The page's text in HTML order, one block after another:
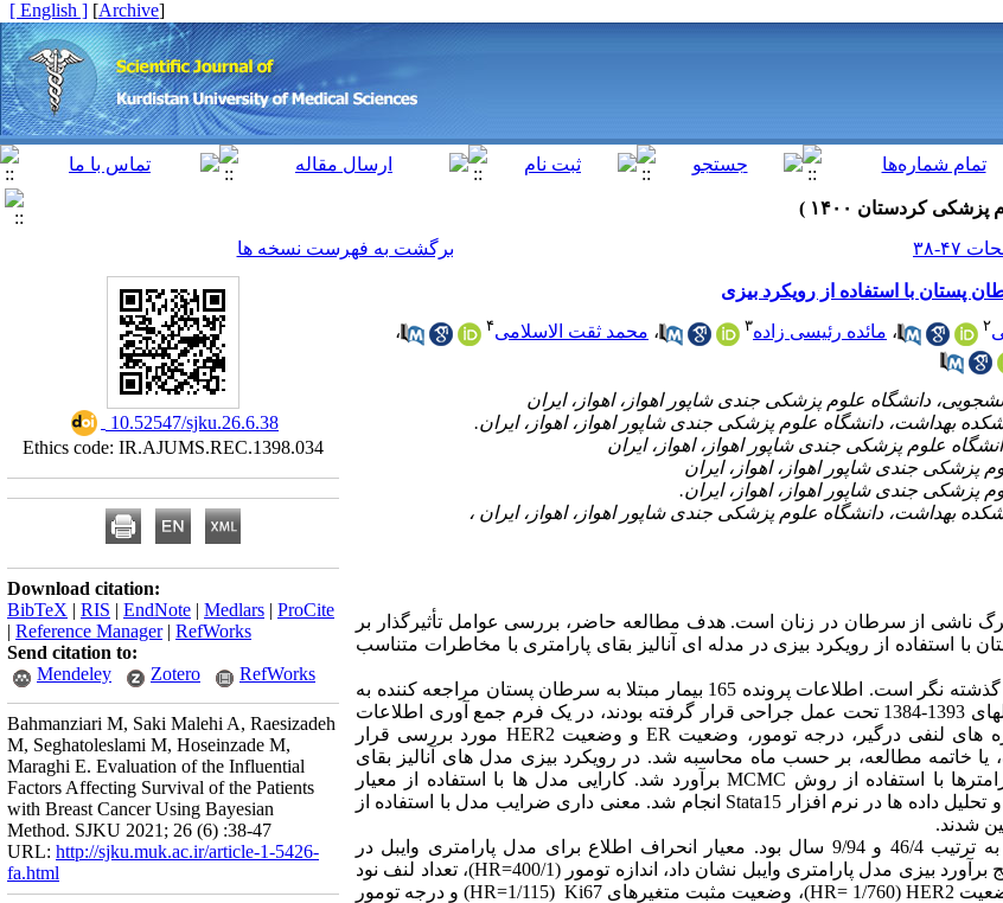
[
Archive
]
[ English ]
برگشت به فهرست نسخه ها
پستان با استفاده از رویکرد بیزی
۲ ، مائده رئیسی زاده۳ ، محمد ثقت الاسلامی۴
،
ناشی از سرطان در زنان است. هدف مطالعه حاضر، بررسی عوامل تأثیرگذار
بر
با
استفاده
از رویکرد بیزی در مدل­ه ای آنالیز بقای پارامتری با مخاطرات متناسب
پژوهش حاضر از نوع مطالعات گذشته­ نگر است. اطلاعات پرونده 165 بیمار مبتلا به سرطان پستان مراجعه کننده به
مرکز تشخیصی درمانی شفای اهواز که طی سال­های 1393-1384 تحت عمل جراحی قرار گرفته بودند، در یک فرم جمع­ آوری اطلاعات
های لنفی درگیر، درجه تومور، وضعیت ERو وضعیت HER2 مورد بررسی قرار
یا خاتمه مطالعه، بر حسب ماه محاسبه شد. در رویکرد بیزی مدل­ های آنالیز بقای
با استفاده از روش MCMCبرآورد شد. کارایی مدل­ ها با استفاده از معیار
داده­ ها در نرم ­افزار Stata15 انجام شد. معنی ­داری ضرایب مدل با استفاده از
شدند.
میانگین و انحراف معیار سنی بیماران به ترتیب 46/4 و 9/94 سال بود. معیار انحراف اطلاع برای مدل پارامتری وایبل در
بیزی مدل پارامتری وایبل نشان داد، اندازه تومور (400/1
HR=)، تعداد لنف ­نود
HER2
(1/760
HR=)، وضعیت مثبت متغیرهای Ki67
(1/115
HR=) و درجه تومور
‎ 10.52547/sjku.26.6.38
Ethics code: IR.AJUMS.REC.1398.034
Download citation:
BibTeX | RIS | EndNote | Medlars | ProCite
| Reference Manager| RefWorks
Send citation to:
Mendeley
Zotero RefWorks
Bahmanziari M, Saki Malehi A, Raesizadeh
M, Seghatoleslami M, Hoseinzade M,
Maraghi E. Evaluation of the Influential
Factors Affecting Survival of the Patients
with Breast Cancer Using Bayesian
Method. SJKU 2021; 26 (6) :38-47
URL: http://sjku.muk.ac.ir/article-1-5426-
fa.html